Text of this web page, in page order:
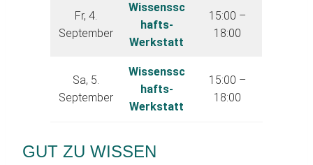
Fr, 4.
September
Wissenssc
hafts-
Werkstatt
15:00 –
18:00
Sa, 5.
September
Wissenssc
hafts-
Werkstatt
15:00 –
18:00
GUT ZU WISSEN